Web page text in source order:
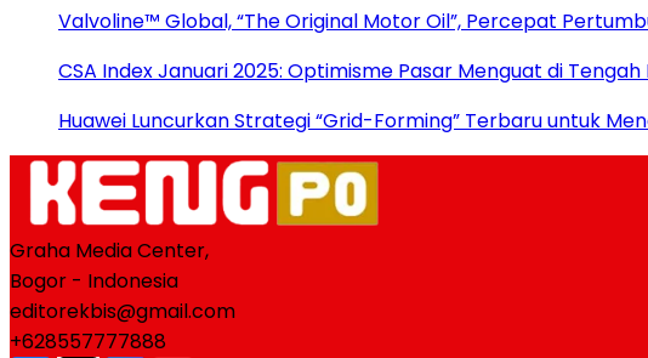
Valvoline™ Global, “The Original Motor Oil”, Percepat
CSA Index Januari 2025: Optimisme Pasar Menguat di
Huawei Luncurkan Strategi “Grid-Forming” Terbaru untuk
Graha Media Center,
Bogor - Indonesia
editorekbis@gmail.com
+628557777888